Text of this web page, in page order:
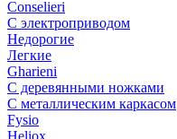
Conselieri
С электроприводом
Недорогие
Легкие
Gharieni
С деревянными ножками
С металлическим каркасом
Fysio